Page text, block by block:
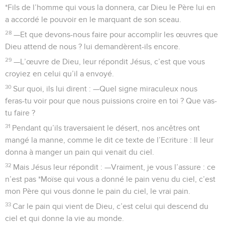
*Fils de l’homme qui vous la donnera, car Dieu le Père lui en
a accordé le pouvoir en le marquant de son sceau.
28 —Et que devons-nous faire pour accomplir les œuvres que
Dieu attend de nous ? lui demandèrent-ils encore.
29 —L’œuvre de Dieu, leur répondit Jésus, c’est que vous
croyiez en celui qu’il a envoyé.
30 Sur quoi, ils lui dirent : —Quel signe miraculeux nous
feras-tu voir pour que nous puissions croire en toi ? Que vas-
tu faire ?
31 Pendant qu’ils traversaient le désert, nos ancêtres ont
mangé la manne, comme le dit ce texte de l’Ecriture : Il leur
donna à manger un pain qui venait du ciel.
32 Mais Jésus leur répondit : —Vraiment, je vous l’assure : ce
n’est pas *Moïse qui vous a donné le pain venu du ciel, c’est
mon Père qui vous donne le pain du ciel, le vrai pain.
33 Car le pain qui vient de Dieu, c’est celui qui descend du
ciel et qui donne la vie au monde.